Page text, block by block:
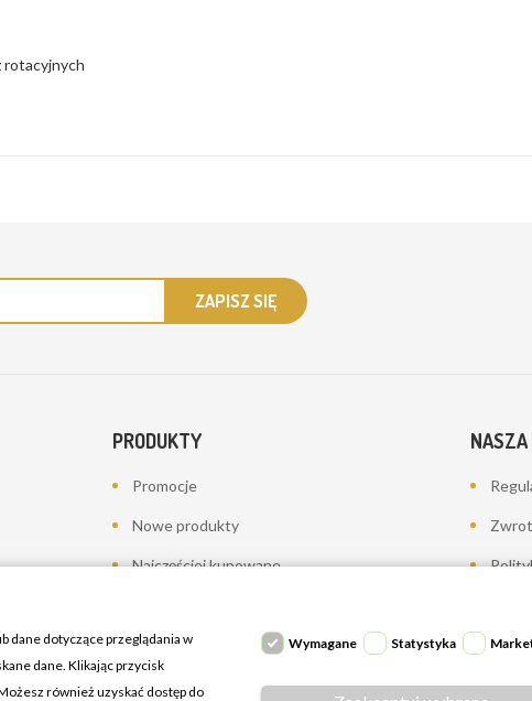
rotacyjnych
PRODUKTY
Promocje
Nowe produkty
Najczęściej kupowane
NASZA
Mapa
dane dotyczące przeglądania w
dane. Klikając przycisk
również uzyskać dostęp do
Wymagane Statystyka